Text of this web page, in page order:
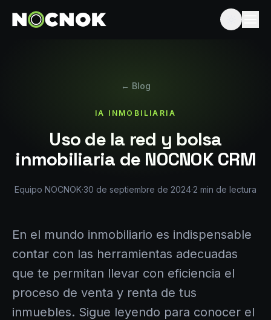
← Blog
IA INMOBILIARIA
Uso de la red y bolsa
inmobiliaria de NOCNOK CRM
Equipo NOCNOK·30 de septiembre de 2024·2 min de lectura
En el mundo inmobiliario es indispensable
contar con las herramientas adecuadas
que te permitan llevar con eficiencia el
proceso de venta y renta de tus
inmuebles. Sigue leyendo para conocer el